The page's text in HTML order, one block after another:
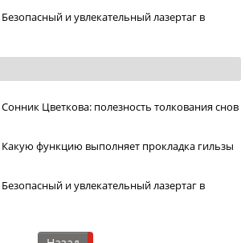
Безопасный и увлекательный лазертаг в
Сонник Цветкова: полезность толкования снов
Какую функцию выполняет прокладка гильзы
Безопасный и увлекательный лазертаг в